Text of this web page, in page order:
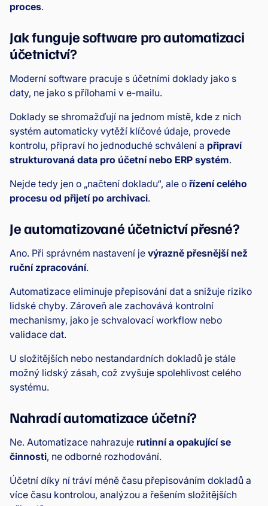
proces.
Jak funguje software pro automatizaci
účetnictví?
Moderní software pracuje s účetními doklady jako s
daty, ne jako s přílohami v e-mailu.
Doklady se shromažďují na jednom místě, kde z nich
systém automaticky vytěží klíčové údaje, provede
kontrolu, připraví ho jednoduché schválení a připraví
strukturovaná data pro účetní nebo ERP systém.
Nejde tedy jen o „načtení dokladu“, ale o řízení celého
procesu od přijetí po archivaci.
Je automatizované účetnictví přesné?
Ano. Při správném nastavení je výrazně přesnější než
ruční zpracování.
Automatizace eliminuje přepisování dat a snižuje riziko
lidské chyby. Zároveň ale zachovává kontrolní
mechanismy, jako je schvalovací workflow nebo
validace dat.
U složitějších nebo nestandardních dokladů je stále
možný lidský zásah, což zvyšuje spolehlivost celého
systému.
Nahradí automatizace účetní?
Ne. Automatizace nahrazuje rutinní a opakující se
činnosti, ne odborné rozhodování.
Účetní díky ní tráví méně času přepisováním dokladů a
více času kontrolou, analýzou a řešením složitějších